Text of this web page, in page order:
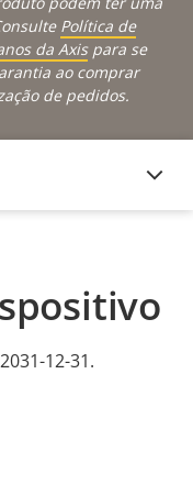
Política de
da Axispara se
ao comprar
de pedidos.
12-31.